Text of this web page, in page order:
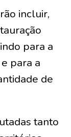
incluir,
para a
para a
de
tanto